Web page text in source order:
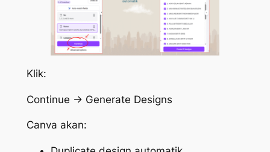
Klik:
Continue → Generate Designs
Canva akan: